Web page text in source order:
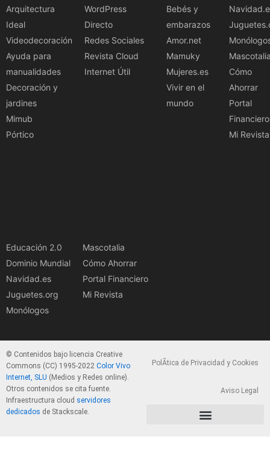
Arquitectura
Ideal
Videodecoración
Ayuda para
manualidades
Decoración y
jardines
Mimub
Pórtico
WordPress
Directo
Redes Sociales
Revista Cloud
Internet Útil
Bebés y
embarazos
Amor.net
Mamuky
Mujeres.es
Vivir en el
mundo
Cómo
Ahorrar
Portal
Financiero
Mi Revista
Educación 2.0
Dominio Mundial
Navidad.es
Juguetes.org
Monólogos
Mascotalia
Cómo Ahorrar
Portal Financiero
Mi Revista
© Contenidos bajo licencia Creative
Commons (CC) 1995-2022 Color Vivo
Internet, SLU (Medios y Redes online).
Otros contenidos se cita fuente.
Infraestructura cloud servidores
dedicados de Stackscale.
PolÃ­tica de Privacidad y Cookies
Aviso Legal